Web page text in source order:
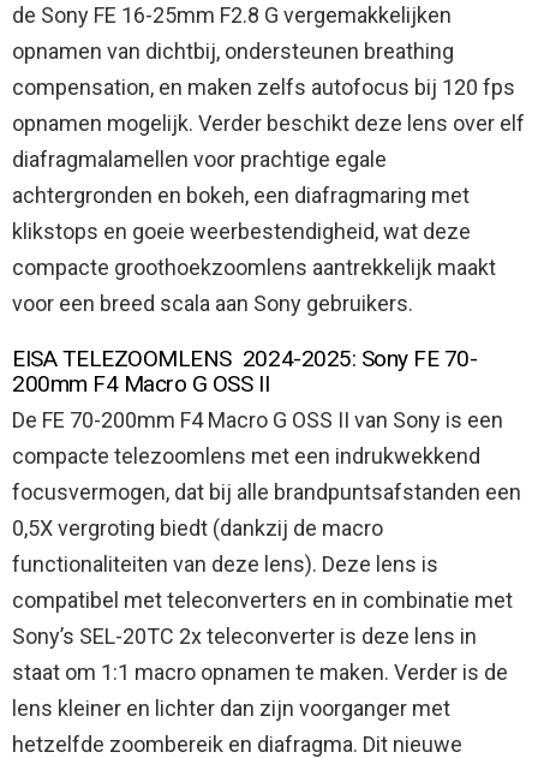
de Sony FE 16-25mm F2.8 G vergemakkelijken
opnamen van dichtbij, ondersteunen breathing
compensation, en maken zelfs autofocus bij 120 fps
opnamen mogelijk. Verder beschikt deze lens over elf
diafragmalamellen voor prachtige egale
achtergronden en bokeh, een diafragmaring met
klikstops en goeie weerbestendigheid, wat deze
compacte groothoekzoomlens aantrekkelijk maakt
voor een breed scala aan Sony gebruikers.
EISA TELEZOOMLENS ​ 2024-2025: Sony FE 70-
200mm F4 Macro G OSS II
De FE 70-200mm F4 Macro G OSS II van Sony is een
compacte telezoomlens met een indrukwekkend
focusvermogen, dat bij alle brandpuntsafstanden een
0,5X vergroting biedt (dankzij de macro
functionaliteiten van deze lens). Deze lens is
compatibel met teleconverters en in combinatie met
Sony’s SEL-20TC 2x teleconverter is deze lens in
staat om 1:1 macro opnamen te maken. Verder is de
lens kleiner en lichter dan zijn voorganger met
hetzelfde zoombereik en diafragma. Dit nieuwe